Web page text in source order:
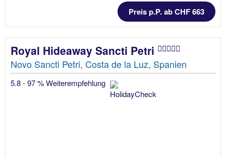
Preis p.P. ab CHF 663
Royal Hideaway Sancti Petri
Novo Sancti Petri, Costa de la Luz, Spanien
5.8 - 97 % Weiterempfehlung